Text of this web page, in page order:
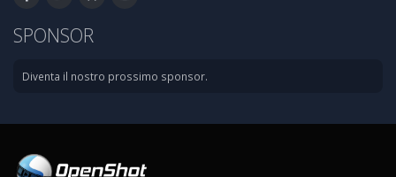
SPONSOR
Diventa il nostro prossimo sponsor.